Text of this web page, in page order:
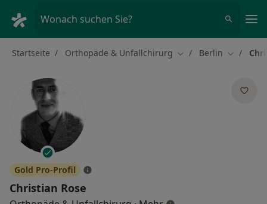
Wonach suchen Sie?
Startseite Orthopäde & Unfallchirurg Stadt ändern
Berlin Stadt
Gold Pro-Profil
Christian Rose